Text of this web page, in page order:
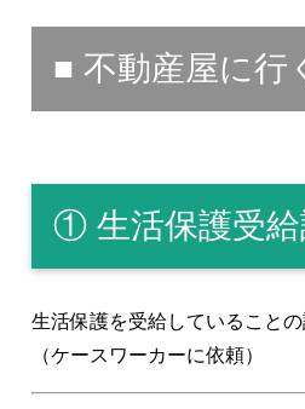
■ 不動産屋に行
① 生活保護受給
生活保護を受給していることの
（ケースワーカーに依頼）